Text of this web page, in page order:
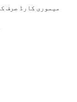
میموری کارڈ صرف